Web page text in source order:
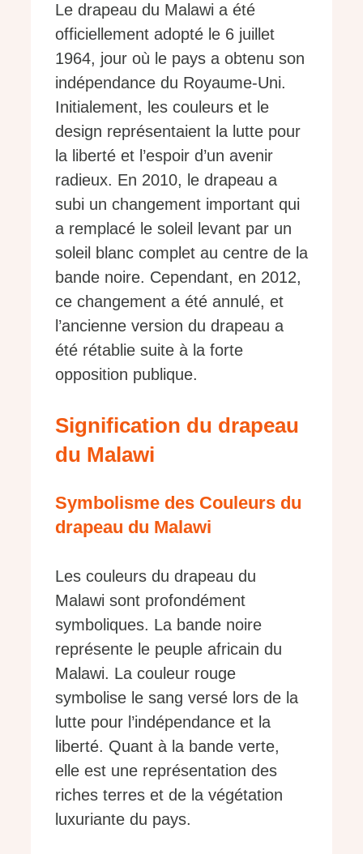
Le drapeau du Malawi a été
officiellement adopté le 6 juillet
1964, jour où le pays a obtenu son
indépendance du Royaume-Uni.
Initialement, les couleurs et le
design représentaient la lutte pour
la liberté et l’espoir d’un avenir
radieux. En 2010, le drapeau a
subi un changement important qui
a remplacé le soleil levant par un
soleil blanc complet au centre de la
bande noire. Cependant, en 2012,
ce changement a été annulé, et
l’ancienne version du drapeau a
été rétablie suite à la forte
opposition publique.
Signification du drapeau
du Malawi
Symbolisme des Couleurs du
drapeau du Malawi
Les couleurs du drapeau du
Malawi sont profondément
symboliques. La bande noire
représente le peuple africain du
Malawi. La couleur rouge
symbolise le sang versé lors de la
lutte pour l’indépendance et la
liberté. Quant à la bande verte,
elle est une représentation des
riches terres et de la végétation
luxuriante du pays.